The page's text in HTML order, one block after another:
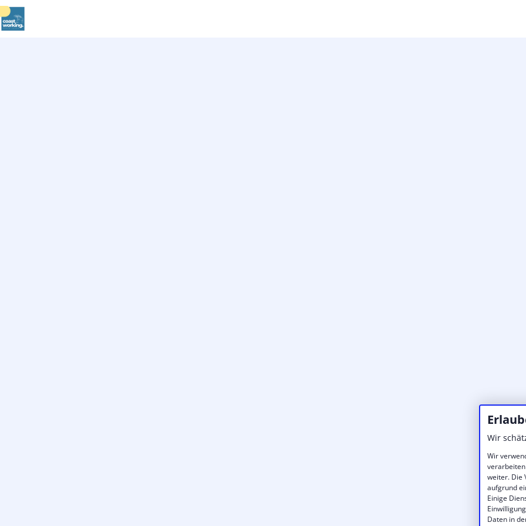
Wir
Wir
weiter. Die
aufgrund
Einige
Daten in